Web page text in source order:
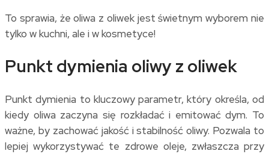
To sprawia, że oliwa z oliwek jest świetnym wyborem nie
tylko w kuchni, ale i w kosmetyce!
Punkt dymienia oliwy z oliwek
Punkt dymienia to kluczowy parametr, który określa, od
kiedy oliwa zaczyna się rozkładać i emitować dym. To
ważne, by zachować jakość i stabilność oliwy. Pozwala to
lepiej wykorzystywać te zdrowe oleje, zwłaszcza przy